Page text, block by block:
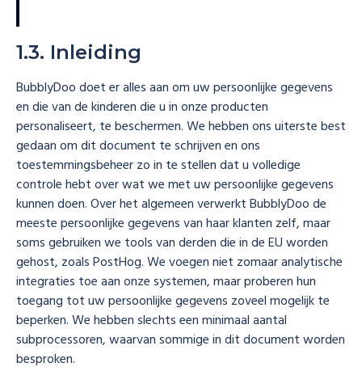
1.3. Inleiding
BubblyDoo doet er alles aan om uw persoonlijke gegevens
en die van de kinderen die u in onze producten
personaliseert, te beschermen. We hebben ons uiterste best
gedaan om dit document te schrijven en ons
toestemmingsbeheer zo in te stellen dat u volledige
controle hebt over wat we met uw persoonlijke gegevens
kunnen doen. Over het algemeen verwerkt BubblyDoo de
meeste persoonlijke gegevens van haar klanten zelf, maar
soms gebruiken we tools van derden die in de EU worden
gehost, zoals PostHog. We voegen niet zomaar analytische
integraties toe aan onze systemen, maar proberen hun
toegang tot uw persoonlijke gegevens zoveel mogelijk te
beperken. We hebben slechts een minimaal aantal
subprocessoren, waarvan sommige in dit document worden
besproken.